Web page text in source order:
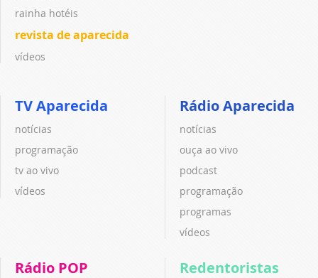
rainha hotéis
revista de aparecida
vídeos
TV Aparecida
notícias
programação
tv ao vivo
vídeos
Rádio Aparecida
notícias
ouça ao vivo
podcast
programação
programas
vídeos
Rádio POP Redentoristas